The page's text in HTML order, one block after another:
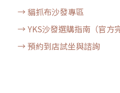
→ 貓抓布沙發專區
→ YKS沙發選購指南（官方
→ 預約到店試坐與諮詢